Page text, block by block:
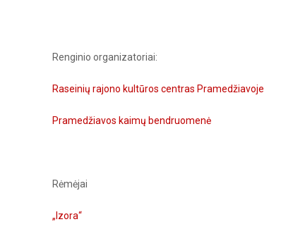
Renginio organizatoriai:
Raseinių rajono kultūros centras Pramedžiavoje
Pramedžiavos kaimų bendruomenė
Rėmėjai
„Izora“